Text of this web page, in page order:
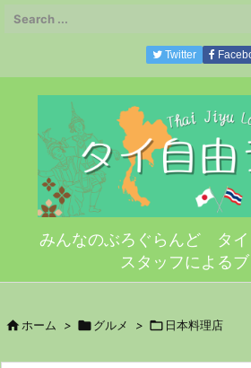
みんなのぶろぐらんど タイ
スタッフによる
Twitter
ホーム > グルメ >  日本料理店